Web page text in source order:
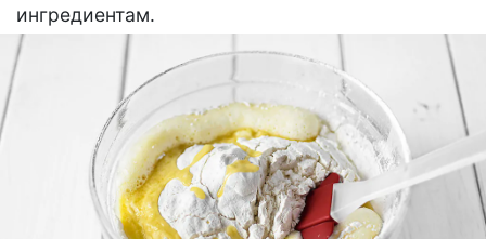
ингредиентам.